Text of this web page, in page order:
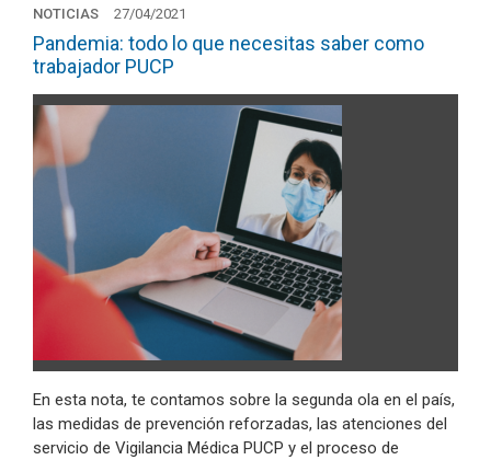
NOTICIAS 27/04/2021
Pandemia: todo lo que necesitas saber como
trabajador PUCP
En esta nota, te contamos sobre la segunda ola en el país,
las medidas de prevención reforzadas, las atenciones del
servicio de Vigilancia Médica PUCP y el proceso de